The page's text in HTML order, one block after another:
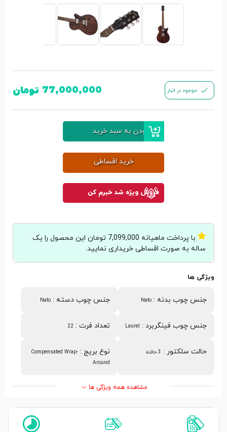
77,000,000 تومان موجود در انبار
افزودن به سبد خرید
خرید اقساطی
فروش ویژه شد خبرم کن
با پرداخت ماهیانه 7,099,000 تومان این محصول را یک
ساله به صورت اقساطی خریداری نمایید.
ویژگی ها
جنس چوب بدنه :
Nato جنس چوب دسته :
Nato
جنس چوب فینگربرد :
‎Laurel تعداد فرت :
22
حالت سلکتور : 3 حالته نوع بریج :
Compensated Wrap-
Around
مشاهده همه ویژگی ها